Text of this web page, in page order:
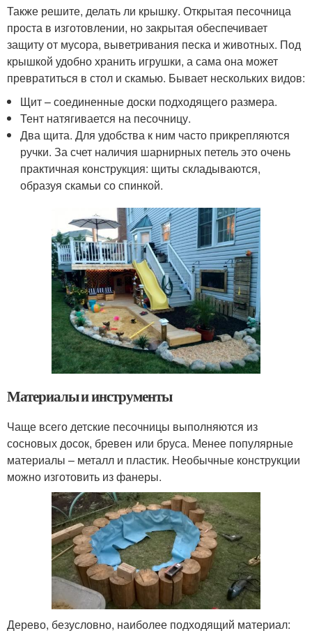
Также решите, делать ли крышку. Открытая песочница
проста в изготовлении, но закрытая обеспечивает
защиту от мусора, выветривания песка и животных. Под
крышкой удобно хранить игрушки, а сама она может
превратиться в стол и скамью. Бывает нескольких видов:
Щит – соединенные доски подходящего размера.
Тент натягивается на песочницу.
Два щита. Для удобства к ним часто прикрепляются
ручки. За счет наличия шарнирных петель это очень
практичная конструкция: щиты складываются,
образуя скамьи со спинкой.
Материалы и инструменты
Чаще всего детские песочницы выполняются из
сосновых досок, бревен или бруса. Менее популярные
материалы – металл и пластик. Необычные конструкции
можно изготовить из фанеры.
Дерево, безусловно, наиболее подходящий материал: